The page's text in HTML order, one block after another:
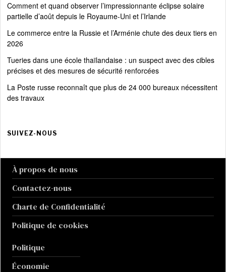
Comment et quand observer l’impressionnante éclipse solaire
partielle d’août depuis le Royaume-Uni et l’Irlande
Le commerce entre la Russie et l’Arménie chute des deux tiers en
2026
Tueries dans une école thaïlandaise : un suspect avec des cibles
précises et des mesures de sécurité renforcées
La Poste russe reconnaît que plus de 24 000 bureaux nécessitent
des travaux
SUIVEZ-NOUS
À propos de nous
Contactez-nous
Charte de Confidentialité
Politique de cookies
Politique
Économie